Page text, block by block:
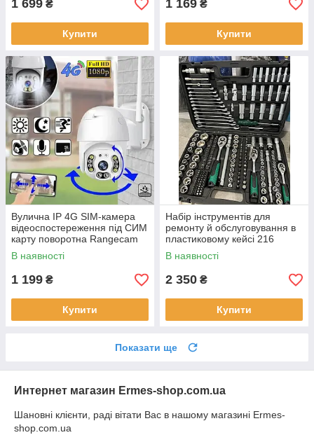
1 699 ₴
Купити
1 169 ₴
Купити
Вулична IP 4G SIM-камера
відеоспостереження під СИМ
карту поворотна Rangecam
4GN3 360° 4Мп датчик руху
В наявності
1 199 ₴
Купити
Набір інструментів для
ремонту й обслуговування в
пластиковому кейсі 216
предметів
В наявності
2 350 ₴
Купити
Показати ще
Интернет магазин Ermes-shop.com.ua
Шановні клієнти, раді вітати Bac в нашому магазині Ermes-
shop.com.ua